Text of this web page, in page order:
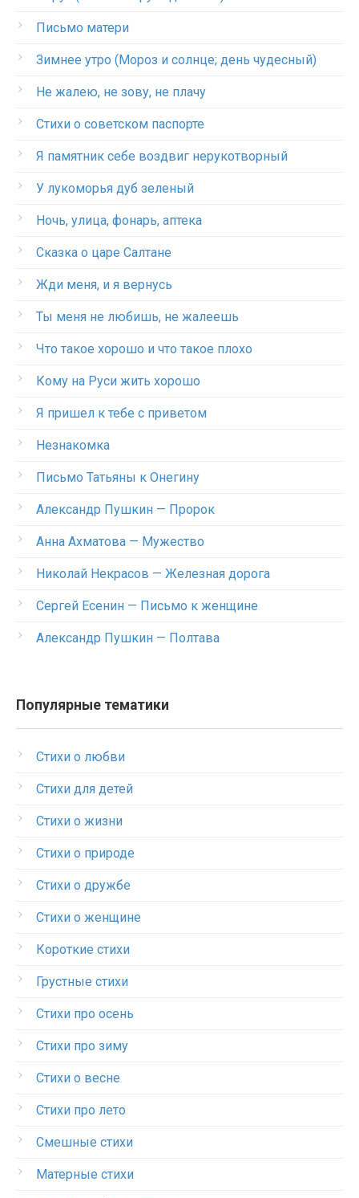
Письмо матери
Зимнее утро (Мороз и солнце; день чудесный)
Не жалею, не зову, не плачу
Стихи о советском паспорте
Я памятник себе воздвиг нерукотворный
У лукоморья дуб зеленый
Ночь, улица, фонарь, аптека
Сказка о царе Салтане
Жди меня, и я вернусь
Ты меня не любишь, не жалеешь
Что такое хорошо и что такое плохо
Кому на Руси жить хорошо
Я пришел к тебе с приветом
Незнакомка
Письмо Татьяны к Онегину
Александр Пушкин — Пророк
Анна Ахматова — Мужество
Николай Некрасов — Железная дорога
Сергей Есенин — Письмо к женщине
Александр Пушкин — Полтава
Популярные тематики
Стихи о любви
Стихи для детей
Стихи о жизни
Стихи о природе
Стихи о дружбе
Стихи о женщине
Короткие стихи
Грустные стихи
Стихи про осень
Стихи про зиму
Стихи о весне
Стихи про лето
Смешные стихи
Матерные стихи